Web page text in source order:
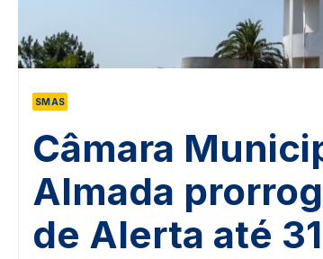
SMAS
Câmara
Almada
de Alerta até